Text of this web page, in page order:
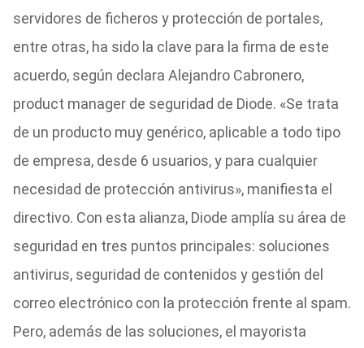
servidores de ficheros y protección de portales,
entre otras, ha sido la clave para la firma de este
acuerdo, según declara Alejandro Cabronero,
product manager de seguridad de Diode. «Se trata
de un producto muy genérico, aplicable a todo tipo
de empresa, desde 6 usuarios, y para cualquier
necesidad de protección antivirus», manifiesta el
directivo. Con esta alianza, Diode amplía su área de
seguridad en tres puntos principales: soluciones
antivirus, seguridad de contenidos y gestión del
correo electrónico con la protección frente al spam.
Pero, además de las soluciones, el mayorista